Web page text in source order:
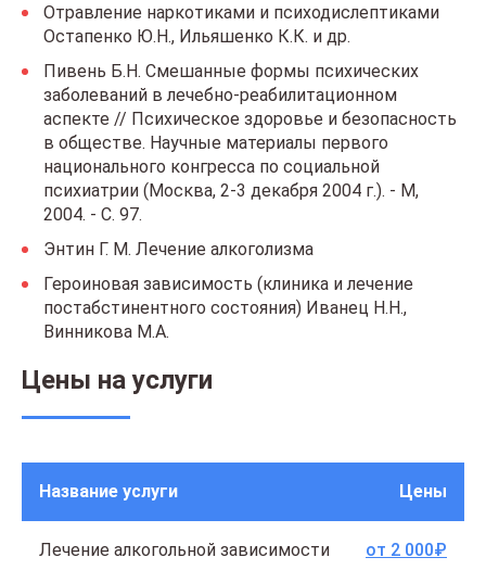
Отравление наркотиками и психодислептиками
Остапенко Ю.Н., Ильяшенко К.К. и др.
Пивень Б.Н. Смешанные формы психических
заболеваний в лечебно-реабилитационном
аспекте // Психическое здоровье и безопасность
в обществе. Научные материалы первого
национального конгресса по социальной
психиатрии (Москва, 2-3 декабря 2004 г.). - М,
2004. - С. 97.
Энтин Г. М. Лечение алкоголизма
Героиновая зависимость (клиника и лечение
постабстинентного состояния) Иванец Н.Н.,
Винникова М.А.
Цены на услуги
Название услуги Цены
Лечение алкогольной зависимости от 2 000₽